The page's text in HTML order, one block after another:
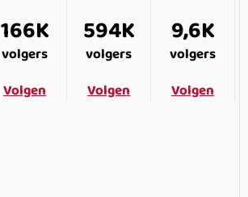
166K
volgers
Volgen
594K
volgers
Volgen
9,6K
volgers
Volgen